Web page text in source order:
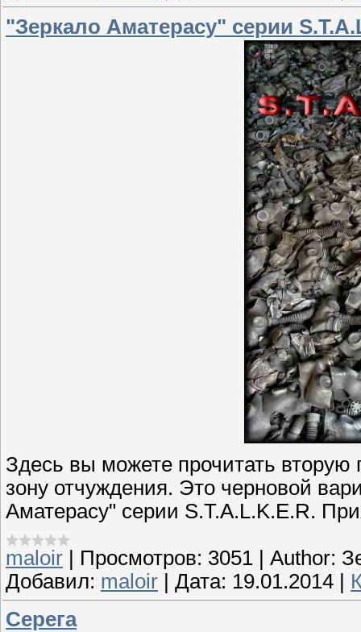
"Зеркало Аматерасу" серии
Здесь вы можете прочитать вторую
зону отчуждения. Это черновой
Аматерасу" серии S.T.A.L.K.E.R.
maloir Просмотров: 3051 Author:
Добавил: maloir Дата: 19.01.2014
Серега